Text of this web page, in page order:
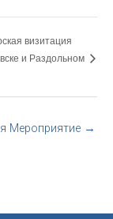
визитация
и Раздольном
Мероприятие →